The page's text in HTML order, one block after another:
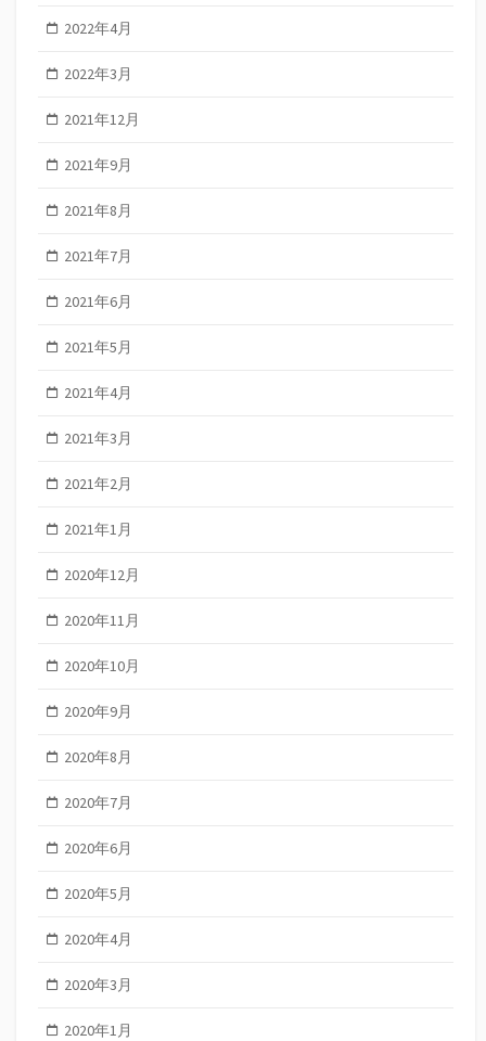
2022年4月
2022年3月
2021年12月
2021年9月
2021年8月
2021年7月
2021年6月
2021年5月
2021年4月
2021年3月
2021年2月
2021年1月
2020年12月
2020年11月
2020年10月
2020年9月
2020年8月
2020年7月
2020年6月
2020年5月
2020年4月
2020年3月
2020年1月